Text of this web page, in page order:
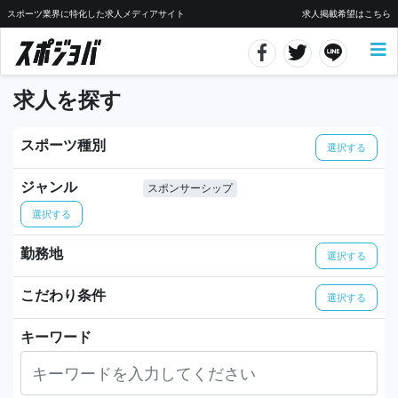
スポーツ業界に特化した求人メディアサイト 求人掲載希望はこちら
求人を探す
スポーツ種別 選択する
ジャンル
選択する
スポンサーシップ
勤務地 選択する
こだわり条件 選択する
キーワード